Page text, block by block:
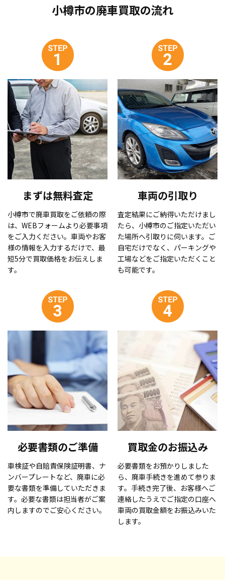
小樽市の廃車買取の流れ
まずは無料査定
小樽市で廃車買取をご依頼の際
は、WEBフォームより必要事項
をご入力ください。車両やお客
様の情報を入力するだけで、最
短5分で買取価格をお伝えしま
す。
車両の引取り
査定結果にご納得いただけまし
たら、小樽市のご指定いただい
た場所へ引取りに伺います。ご
自宅だけでなく、パーキングや
工場などをご指定いただくこと
も可能です。
必要書類のご準備
車検証や自賠責保険証明書、ナ
ンバープレートなど、廃車に必
要な書類を準備していただきま
す。必要な書類は担当者がご案
内しますのでご安心ください。
買取金のお振込み
必要書類をお預かりしました
ら、廃車手続きを進めて参りま
す。手続き完了後、お客様へご
連絡したうえでご指定の口座へ
車両の買取金額をお振込みいた
します。